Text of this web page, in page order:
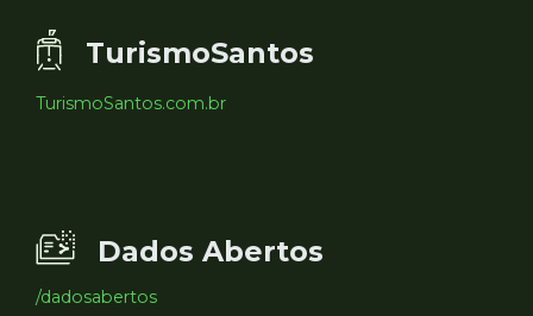
TurismoSantos
TurismoSantos.com.br
Dados Abertos
/dadosabertos